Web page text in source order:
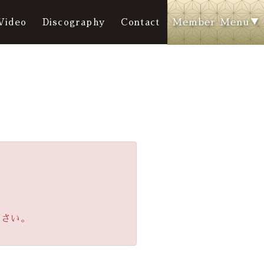
Discography Contact Member Menu
い。